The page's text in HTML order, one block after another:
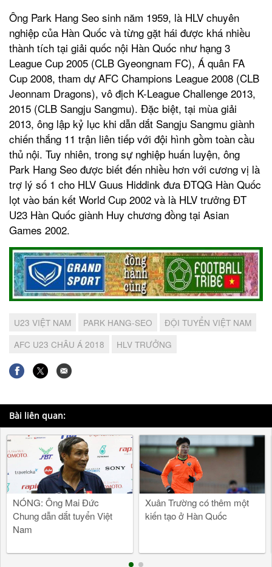
Ông Park Hang Seo sinh năm 1959, là HLV chuyên
nghiệp của Hàn Quốc và từng gặt hái được khá nhiều
thành tích tại giải quốc nội Hàn Quốc như hạng 3
League Cup 2005 (CLB Gyeongnam FC), Á quân FA
Cup 2008, tham dự AFC Champions League 2008 (CLB
Jeonnam Dragons), vô địch K-League Challenge 2013,
2015 (CLB Sangju Sangmu). Đặc biệt, tại mùa giải
2013, ông lập kỷ lục khi dẫn dắt Sangju Sangmu giành
chiến thắng 11 trận liên tiếp với đội hình gồm toàn cầu
thủ nội. Tuy nhiên, trong sự nghiệp huấn luyện, ông
Park Hang Seo được biết đến nhiều hơn với cương vị là
trợ lý số 1 cho HLV Guus Hiddink đưa ĐTQG Hàn Quốc
lọt vào bán kết World Cup 2002 và là HLV trưởng ĐT
U23 Hàn Quốc giành Huy chương đồng tại Asian
Games 2002.
U23 VIỆT NAM PARK HANG-SEO
ĐỘI TUYỂN VIỆT NAM
AFC U23 CHÂU Á 2018
HLV TRƯỞNG
Bài liên quan:
NÓNG: Ông Mai Đức
Chung dẫn dắt tuyển Việt
Nam
Xuân Trường có thêm một
kiến tạo ở Hàn Quốc